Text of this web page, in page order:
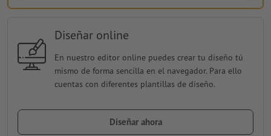
Diseñar online
En nuestro editor online puedes crear tu diseño tú
mismo de forma sencilla en el navegador. Para ello
cuentas con diferentes plantillas de diseño.
Diseñar ahora